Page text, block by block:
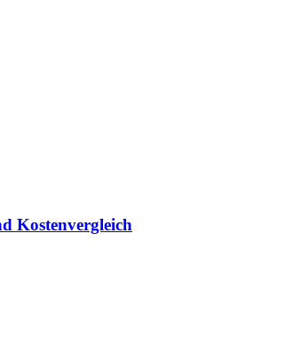
Kostenvergleich